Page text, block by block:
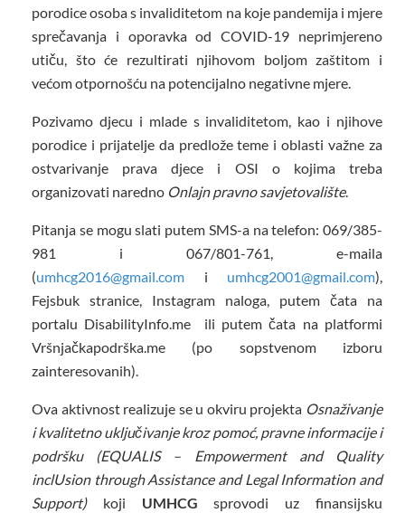
porodice osoba s invaliditetom na koje pandemija i mjere
sprečavanja i oporavka od COVID-19 neprimjereno
utiču, što će rezultirati njihovom boljom zaštitom i
većom otpornošću na potencijalno negativne mjere.
Pozivamo djecu i mlade s invaliditetom, kao i njihove
porodice i prijatelje da predlože teme i oblasti važne za
ostvarivanje prava djece i OSI o kojima treba
organizovati naredno Onlajn pravno savjetovalište.
Pitanja se mogu slati putem SMS-a na telefon: 069/385-
981 i 067/801-761, e-maila
(umhcg2016@gmail.com i umhcg2001@gmail.com),
Fejsbuk stranice, Instagram naloga, putem čata na
portalu DisabilityInfo.me ili putem čata na platformi
Vršnjačkapodrška.me (po sopstvenom izboru
zainteresovanih).
Ova aktivnost realizuje se u okviru projekta Osnaživanje
i kvalitetno uključivanje kroz pomoć, pravne informacije i
podršku (EQUALIS – Empowerment and Quality
inclUsion through Assistance and Legal Information and
Support)koji UMHCG sprovodi uz finansijsku